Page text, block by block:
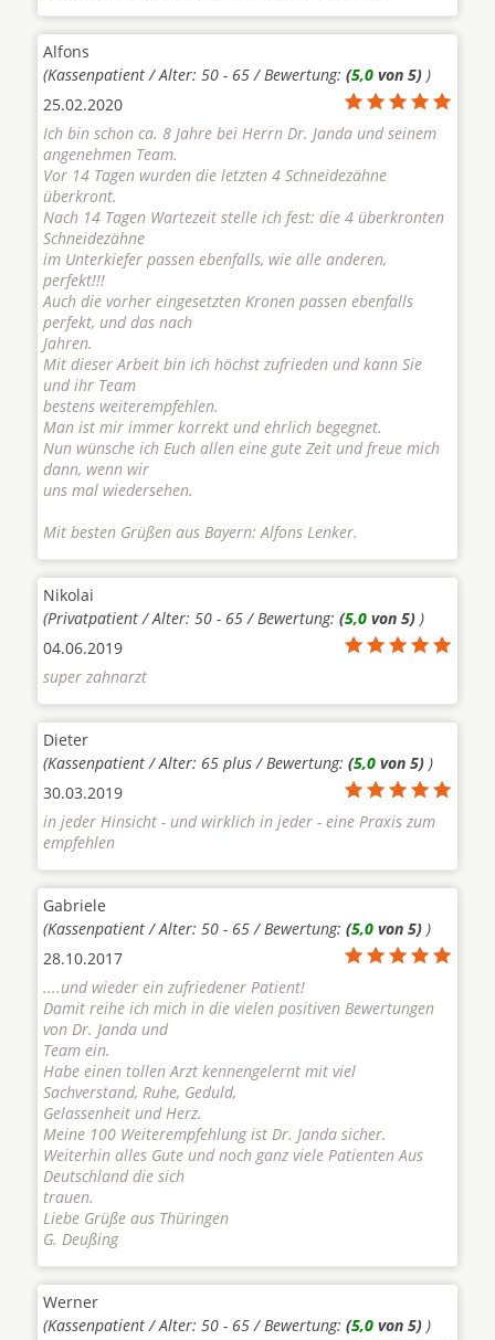
Alfons
(Kassenpatient / Alter: 50 - 65 / Bewertung: (5,0 von 5) )
25.02.2020
Ich bin schon ca. 8 Jahre bei Herrn Dr. Janda und seinem
angenehmen Team.
Vor 14 Tagen wurden die letzten 4 Schneidezähne
überkront.
Nach 14 Tagen Wartezeit stelle ich fest: die 4 überkronten
Schneidezähne
im Unterkiefer passen ebenfalls, wie alle anderen,
perfekt!!!
Auch die vorher eingesetzten Kronen passen ebenfalls
perfekt, und das nach
Jahren.
Mit dieser Arbeit bin ich höchst zufrieden und kann Sie
und ihr Team
bestens weiterempfehlen.
Man ist mir immer korrekt und ehrlich begegnet.
Nun wünsche ich Euch allen eine gute Zeit und freue mich
dann, wenn wir
uns mal wiedersehen.
Mit besten Grüßen aus Bayern: Alfons Lenker.
Nikolai
(Privatpatient / Alter: 50 - 65 / Bewertung: (5,0 von 5) )
04.06.2019
super zahnarzt
Dieter
(Kassenpatient / Alter: 65 plus / Bewertung: (5,0 von 5) )
30.03.2019
in jeder Hinsicht - und wirklich in jeder - eine Praxis zum
empfehlen
Gabriele
(Kassenpatient / Alter: 50 - 65 / Bewertung: (5,0 von 5) )
28.10.2017
....und wieder ein zufriedener Patient!
Damit reihe ich mich in die vielen positiven Bewertungen
von Dr. Janda und
Team ein.
Habe einen tollen Arzt kennengelernt mit viel
Sachverstand, Ruhe, Geduld,
Gelassenheit und Herz.
Meine 100 Weiterempfehlung ist Dr. Janda sicher.
Weiterhin alles Gute und noch ganz viele Patienten Aus
Deutschland die sich
trauen.
Liebe Grüße aus Thüringen
G. Deußing
Werner
(Kassenpatient / Alter: 50 - 65 / Bewertung: (5,0 von 5) )